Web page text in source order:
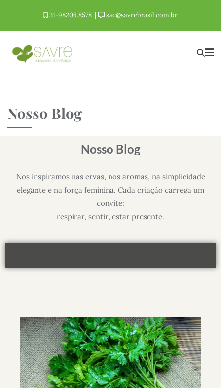
31-98206.8578 sac@savrebrasil.com.br
Nosso Blog
Nosso Blog
Nos inspiramos nas ervas, nos aromas, na simplicidade
elegante e na força feminina. Cada criação carrega um
convite:
respirar, sentir, estar presente.